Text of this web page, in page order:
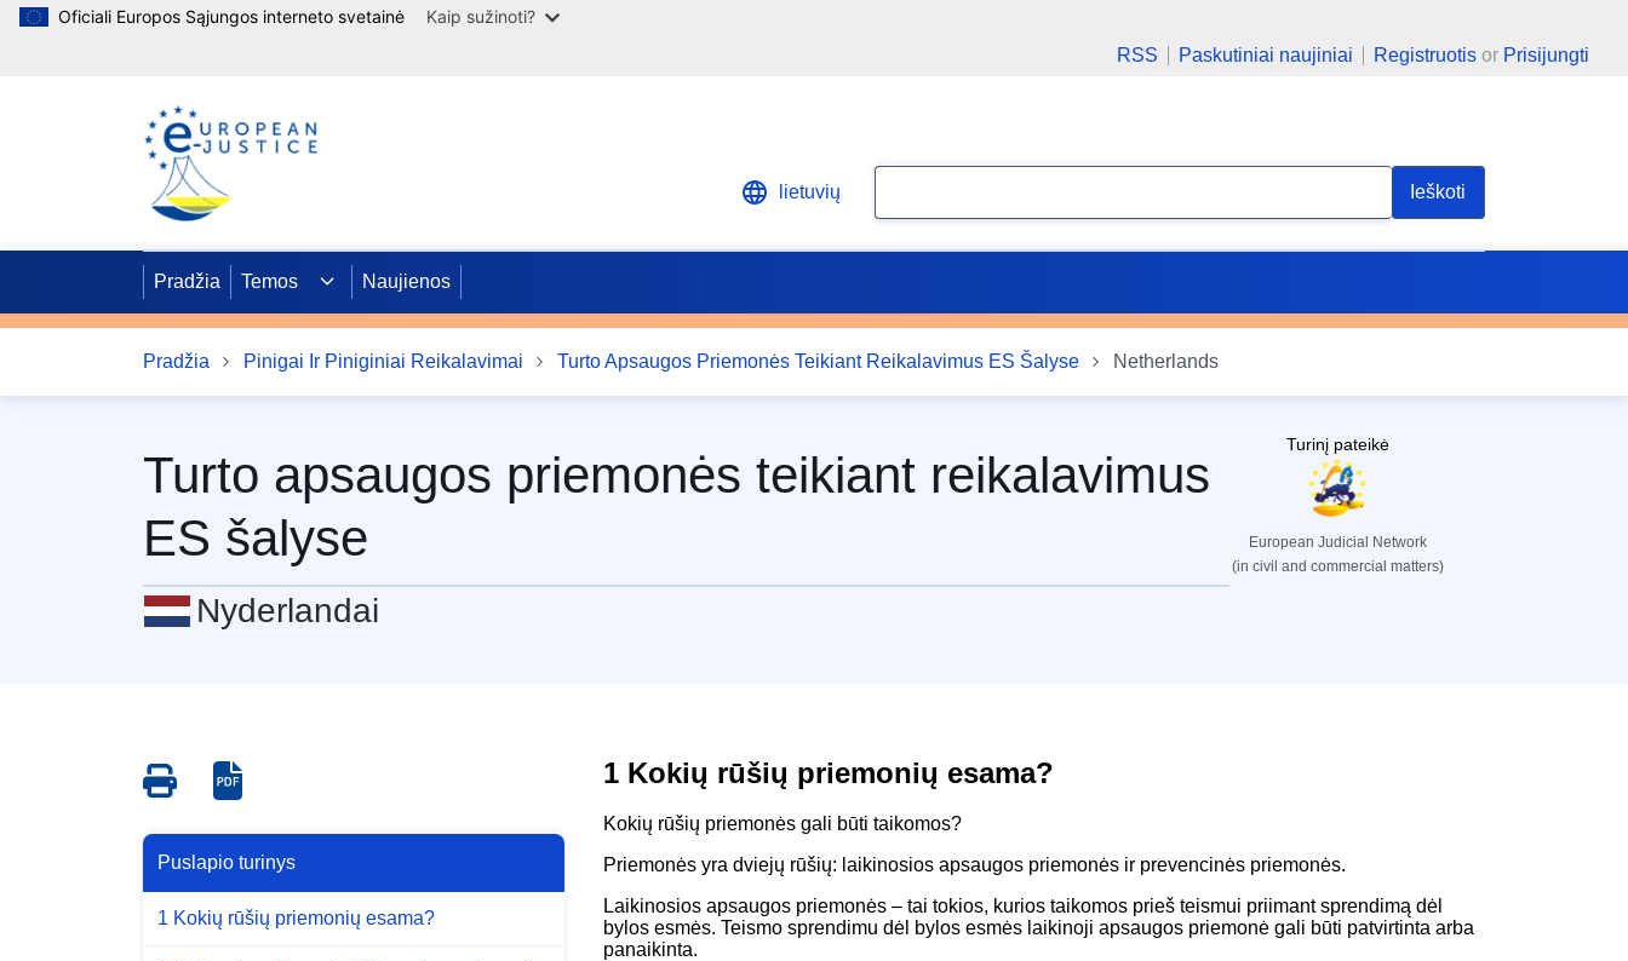
Pereiti į pagrindinį turinį
Oficiali Europos Sąjungos interneto svetainė
Kaip sužinoti?
RSS
Paskutiniai naujiniai Registruotis or Prisijungti
lietuvių Ieškoti
Pradžia Temos Naujienos
Pradžia Pinigai Ir Piniginiai Reikalavimai Turto Apsaugos Priemonės Teikiant Reikalavimus ES Šalyse Netherlands
Turto apsaugos priemonės teikiant reikalavimus
ES šalyse
Nyderlandai
Turinį pateikė
European Judicial Network
(in civil and commercial matters)
Save
as
Save
as
Puslapio turinys
1 Kokių rūšių priemonių esama?
1 Kokių rūšių priemonių esama?
Kokių rūšių priemonės gali būti taikomos?
Priemonės yra dviejų rūšių: laikinosios apsaugos priemonės ir prevencinės priemonės.
Laikinosios apsaugos priemonės – tai tokios, kurios taikomos prieš teismui priimant sprendimą dėl
bylos esmės. Teismo sprendimu dėl bylos esmės laikinoji apsaugos priemonė gali būti patvirtinta arba
panaikinta.